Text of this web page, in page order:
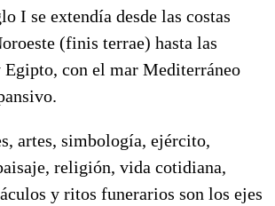
I se extendía desde las costas
(finis terrae) hasta las
Egipto, con el mar Mediterráneo
artes, simbología, ejército,
religión, vida cotidiana,
y ritos funerarios son los ejes